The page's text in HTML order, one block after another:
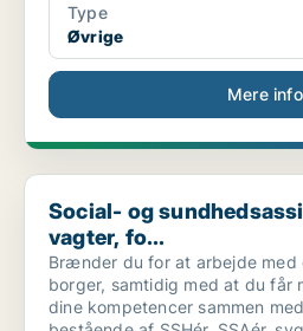
Type
Øvrige
Mere info
Social- og sundhedsassistent i
Social- og
vagter, fo...
Brænder du for at arbejde
borger, samtidig med at du får
dine kompetencer sammen